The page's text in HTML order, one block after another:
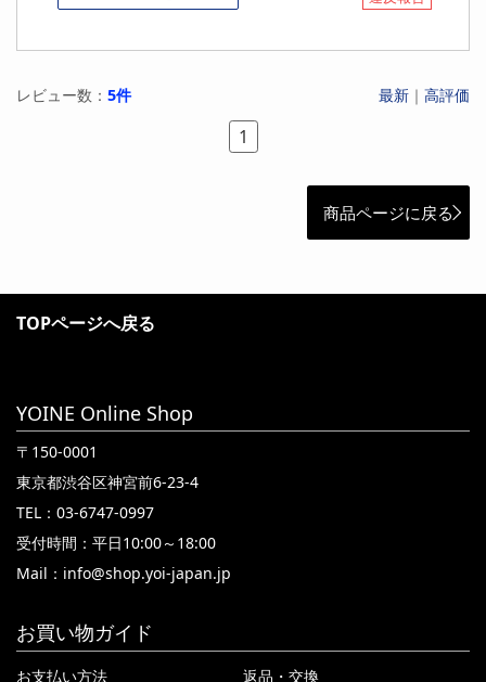
レビュー数： 5件 最新 ｜ 高評価
1
商品ページに戻る
TOPページへ戻る
YOINE Online Shop
〒150-0001
東京都渋谷区神宮前6-23-4
TEL：03-6747-0997
受付時間：平日10:00～18:00
Mail： info@shop.yoi-japan.jp
お買い物ガイド
お支払い方法 返品・交換